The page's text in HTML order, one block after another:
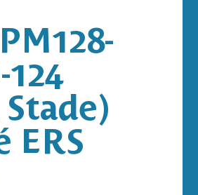
124
Stade)
ERS